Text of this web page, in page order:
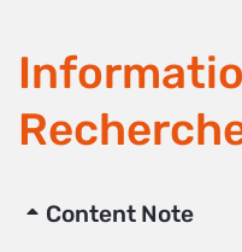
Content Note